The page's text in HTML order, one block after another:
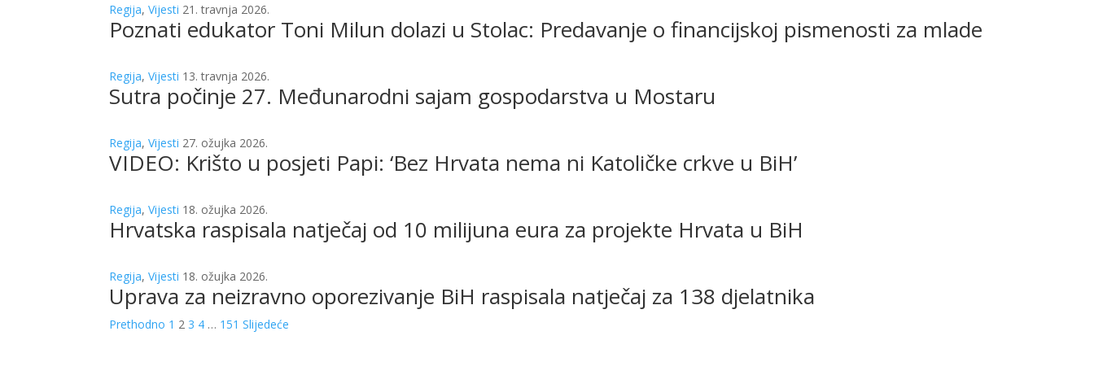
Regija,Vijesti 21. travnja 2026.
Poznati edukator Toni Milun dolazi u Stolac: Predavanje o financijskoj pismenosti za mlade
Regija,Vijesti 13. travnja 2026.
Sutra počinje 27. Međunarodni sajam gospodarstva u Mostaru
Regija,Vijesti 27. ožujka 2026.
VIDEO: Krišto u posjeti Papi: ‘Bez Hrvata nema ni Katoličke crkve u BiH’
Regija,Vijesti 18. ožujka 2026.
Hrvatska raspisala natječaj od 10 milijuna eura za projekte Hrvata u BiH
Regija,Vijesti 18. ožujka 2026.
Uprava za neizravno oporezivanje BiH raspisala natječaj za 138 djelatnika
Prethodno 1 2 3 4 … 151 Slijedeće